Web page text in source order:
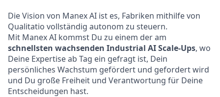
Die Vision von Manex AI ist es, Fabriken mithilfe von
Qualitatio vollständig autonom zu steuern.
Mit Manex AI kommst Du zu einem der am
schnellsten wachsenden Industrial AI Scale-Ups, wo
Deine Expertise ab Tag ein gefragt ist, Dein
persönliches Wachstum gefördert und gefordert wird
und Du große Freiheit und Verantwortung für Deine
Entscheidungen hast.